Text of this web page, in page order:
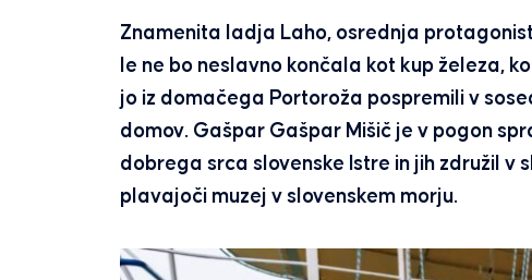
Znamenita ladja Laho, osrednja
le ne bo neslavno končala kot kup železa,
jo iz domačega Portoroža pospremili v
domov. Gašpar Gašpar Mišič je v pogon
dobrega srca slovenske Istre in jih združil v
plavajoči muzej v slovenskem morju.